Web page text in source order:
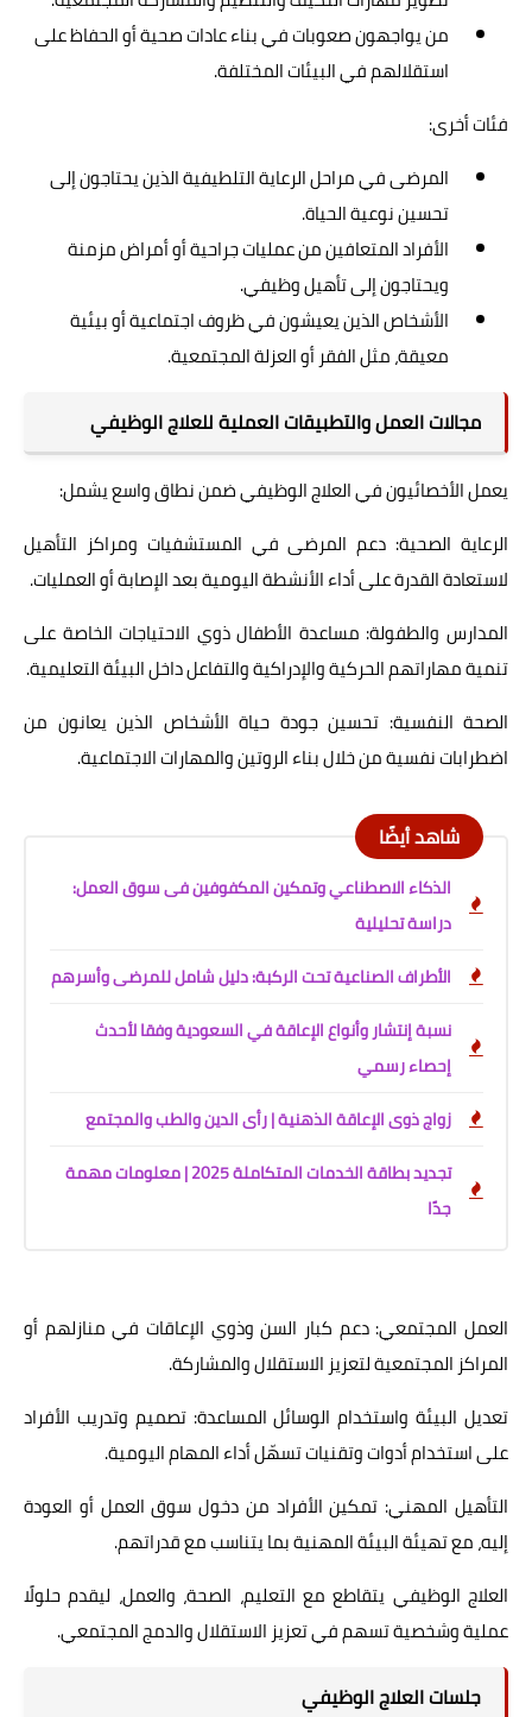
من يواجهون صعوبات في بناء عادات صحية أو الحفاظ على
استقلالهم في البيئات المختلفة.
فئات أخرى:
المرضى في مراحل الرعاية التلطيفية الذين يحتاجون إلى
تحسين نوعية الحياة.
الأفراد المتعافين من عمليات جراحية أو أمراض مزمنة
ويحتاجون إلى تأهيل وظيفي.
الأشخاص الذين يعيشون في ظروف اجتماعية أو بيئية
معيقة، مثل الفقر أو العزلة المجتمعية.
مجالات العمل والتطبيقات العملية للعلاج الوظيفي
يعمل الأخصائيون في العلاج الوظيفي ضمن نطاق واسع يشمل:
الرعاية الصحية: دعم المرضى في المستشفيات ومراكز التأهيل
لاستعادة القدرة على أداء الأنشطة اليومية بعد الإصابة أو العمليات.
المدارس والطفولة: مساعدة الأطفال ذوي الاحتياجات الخاصة على
تنمية مهاراتهم الحركية والإدراكية والتفاعل داخل البيئة التعليمية.
الصحة النفسية: تحسين جودة حياة الأشخاص الذين يعانون من
اضطرابات نفسية من خلال بناء الروتين والمهارات الاجتماعية.
شاهد أيضًا
الذكاء الاصطناعي وتمكين المكفوفين فى سوق العمل:
دراسة تحليلية
الأطراف الصناعية تحت الركبة: دليل شامل للمرضى وأسرهم
نسبة إنتشار وأنواع الإعاقة في السعودية وفقا لأحدث
إحصاء رسمي
زواج ذوى الإعاقة الذهنية | رأى الدين والطب والمجتمع
تجديد بطاقة الخدمات المتكاملة 2025 | معلومات مهمة
جدًا
العمل المجتمعي: دعم كبار السن وذوي الإعاقات في منازلهم أو
المراكز المجتمعية لتعزيز الاستقلال والمشاركة.
تعديل البيئة واستخدام الوسائل المساعدة: تصميم وتدريب الأفراد
على استخدام أدوات وتقنيات تسهّل أداء المهام اليومية.
التأهيل المهني: تمكين الأفراد من دخول سوق العمل أو العودة
إليه، مع تهيئة البيئة المهنية بما يتناسب مع قدراتهم.
العلاج الوظيفي يتقاطع مع التعليم، الصحة، والعمل، ليقدم حلولًا
عملية وشخصية تسهم في تعزيز الاستقلال والدمج المجتمعي.
جلسات العلاج الوظيفي